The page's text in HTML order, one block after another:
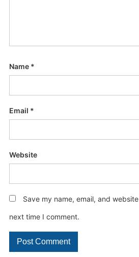
Name *
Email *
Website
Save my name, email, and
next time I comment.